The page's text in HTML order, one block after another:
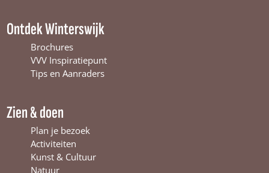
e
i
T
u
b
e
n
t
e
r
s
t
a
g
r
W
n
Ontdek Winterswijk
Brochures
VVV Inspiratiepunt
Tips en Aanraders
Zien & doen
Plan je bezoek
Activiteiten
Kunst & Cultuur
Natuur